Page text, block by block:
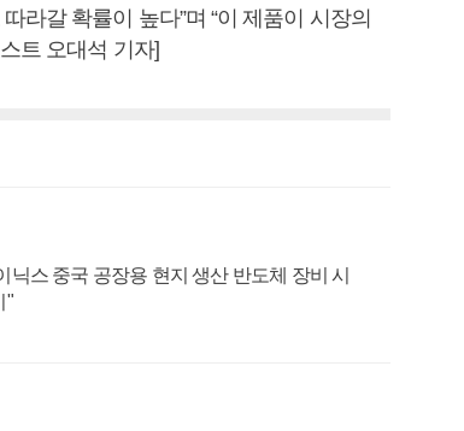
라갈 확률이 높다”며 “이 제품이 시장의
트 오대석 기자]
닉스 중국 공장용 현지 생산 반도체 장비 시
"